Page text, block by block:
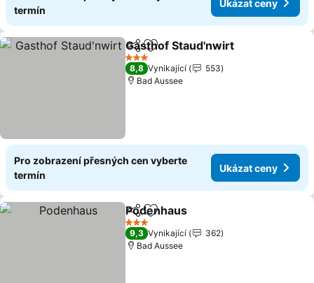
termín
Ukázat ceny
SdíletPřidat na seznam oblíbených
Gasthof Staud'nwirt
3 Počet hvězdiček
8,8 Vynikající
553
Bad Aussee
Pro zobrazení přesných cen vyberte
termín
Ukázat ceny
SdíletPřidat na seznam oblíbených
Podenhaus
3 Počet hvězdiček
9,3 Vynikající
362
Bad Aussee